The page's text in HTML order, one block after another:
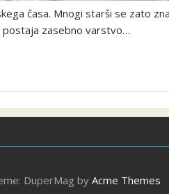
časa. Mnogi starši se zato
zasebno varstvo…
DuperMag by Acme Themes